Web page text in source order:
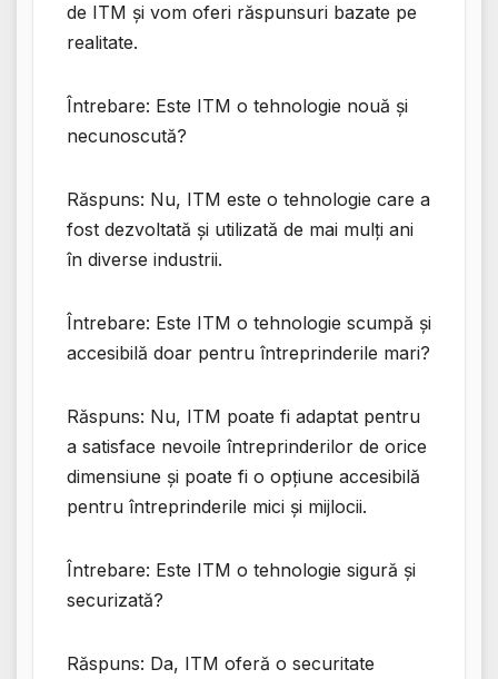
de ITM și vom oferi răspunsuri bazate pe
realitate.
Întrebare: Este ITM o tehnologie nouă și
necunoscută?
Răspuns: Nu, ITM este o tehnologie care a
fost dezvoltată și utilizată de mai mulți ani
în diverse industrii.
Întrebare: Este ITM o tehnologie scumpă și
accesibilă doar pentru întreprinderile mari?
Răspuns: Nu, ITM poate fi adaptat pentru
a satisface nevoile întreprinderilor de orice
dimensiune și poate fi o opțiune accesibilă
pentru întreprinderile mici și mijlocii.
Întrebare: Este ITM o tehnologie sigură și
securizată?
Răspuns: Da, ITM oferă o securitate